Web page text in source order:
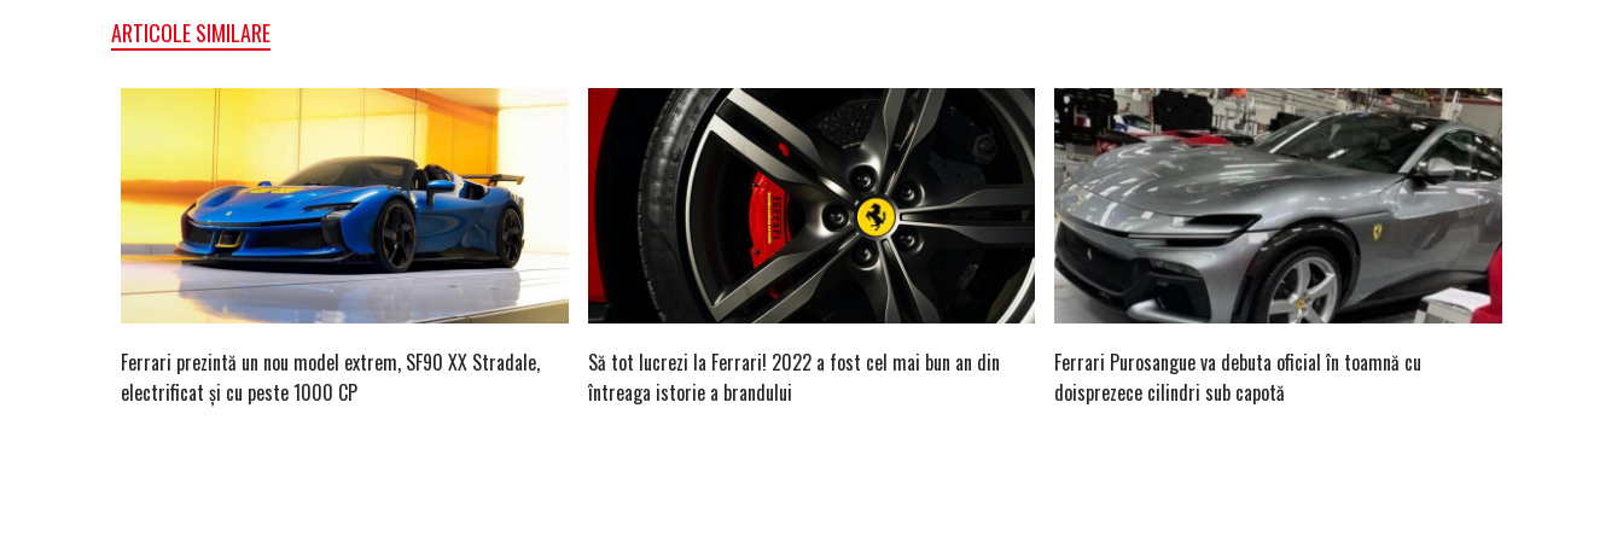
ARTICOLE SIMILARE
Ferrari prezintă un nou model extrem, SF90 XX Stradale,
electrificat și cu peste 1000 CP
Să tot lucrezi la Ferrari! 2022 a fost cel mai bun an din
întreaga istorie a brandului
Ferrari Purosangue va debuta oficial în toamnă cu
doisprezece cilindri sub capotă